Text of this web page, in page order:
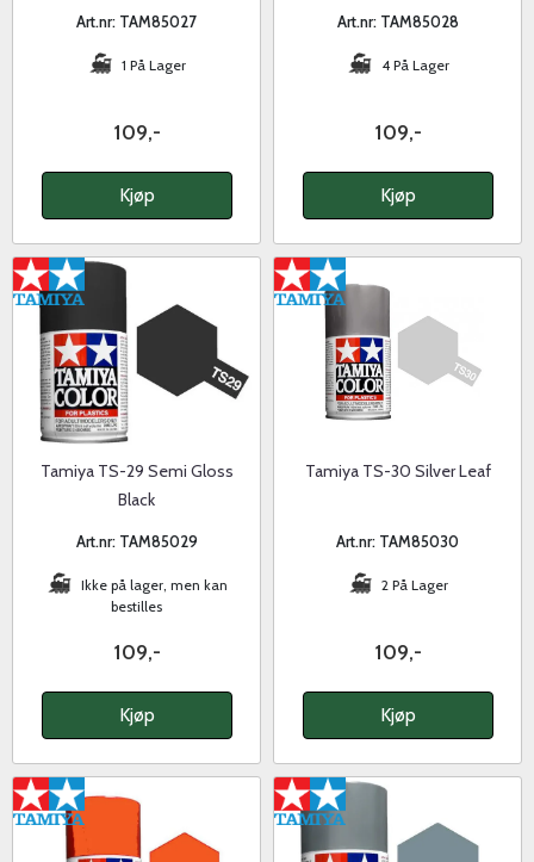
Art.nr: TAM85027
1 På Lager
109,-
Kjøp
Art.nr: TAM85028
4 På Lager
109,-
Kjøp
Tamiya TS-29 Semi Gloss
Black
Art.nr: TAM85029
Ikke på lager, men kan
bestilles
109,-
Kjøp
Tamiya TS-30 Silver Leaf
Art.nr: TAM85030
2 På Lager
109,-
Kjøp